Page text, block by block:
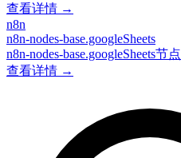
查看详情 →
n8n
n8n-nodes-base.googleSheets
n8n-nodes-base.googleSheets节点
查看详情 →